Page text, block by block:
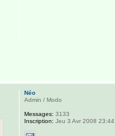
Néo
Admin / Modo
Messages: 3133
Inscription: Jeu 3 Avr 2008 23:44